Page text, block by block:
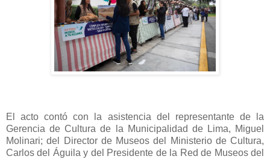
El acto contó con la asistencia del representante de la
Gerencia de Cultura de la Municipalidad de Lima, Miguel
Molinari; del Director de Museos del Ministerio de Cultura,
Carlos del Águila y del Presidente de la Red de Museos del